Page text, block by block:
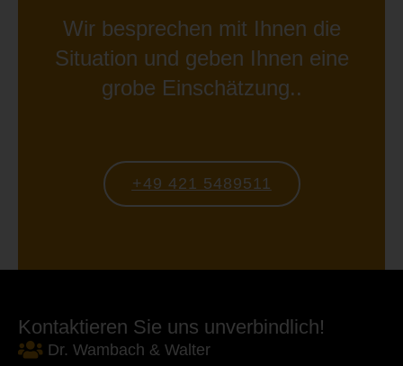
Wir besprechen mit Ihnen die
Situation und geben Ihnen eine
grobe Einschätzung..
+49 421 5489511
Kontaktieren Sie uns unverbindlich!
Dr. Wambach & Walter